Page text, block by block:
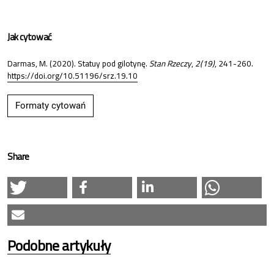
Jak cytować
Darmas, M. (2020). Statuy pod gilotynę.Stan Rzeczy,2(19), 241-260.
https://doi.org/10.51196/srz.19.10
Formaty cytowań
Share
Podobne artykuły